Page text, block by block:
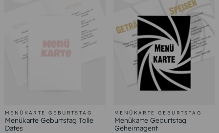
MENÜKARTE GEBURTSTAG
Menükarte Geburtstag Tolle
Dates
MENÜKARTE GEBURTSTAG
Menükarte Geburtstag
Geheimagent